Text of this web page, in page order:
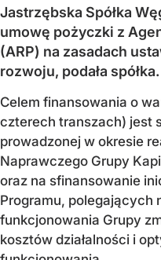
Jastrzębska Spółka
umowę pożyczki z
(ARP) na zasadach
rozwoju, podała spółka.
Celem finansowania o
czterech transzach) jest
prowadzonej w okresie
Naprawczego Grupy
oraz na sfinansowanie
Programu, polegających
funkcjonowania Grupy
kosztów działalności i